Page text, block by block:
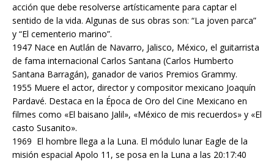
acción que debe resolverse artísticamente para captar el
sentido de la vida. Algunas de sus obras son: “La joven parca”
y “El cementerio marino”.
1947 Nace en Autlán de Navarro, Jalisco, México, el guitarrista
de fama internacional Carlos Santana (Carlos Humberto
Santana Barragán), ganador de varios Premios Grammy.
1955 Muere el actor, director y compositor mexicano Joaquín
Pardavé. Destaca en la Época de Oro del Cine Mexicano en
filmes como «El baisano Jalil», «México de mis recuerdos» y «El
casto Susanito».
1969 El hombre llega a la Luna. El módulo lunar Eagle de la
misión espacial Apolo 11, se posa en la Luna a las 20:17:40